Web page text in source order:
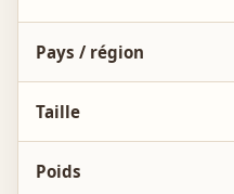
Pays / région
Taille
Poids